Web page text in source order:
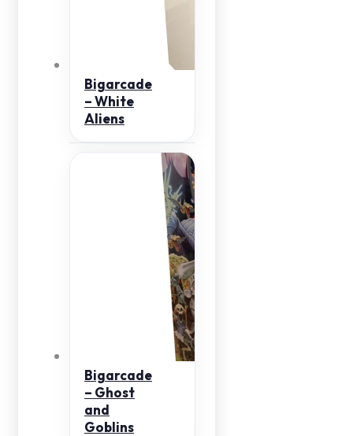
Bigarcade
– White
Aliens
Bigarcade
– Ghost
and
Goblins